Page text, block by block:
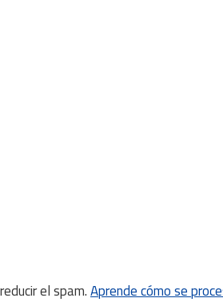
el spam.Aprende cómo se